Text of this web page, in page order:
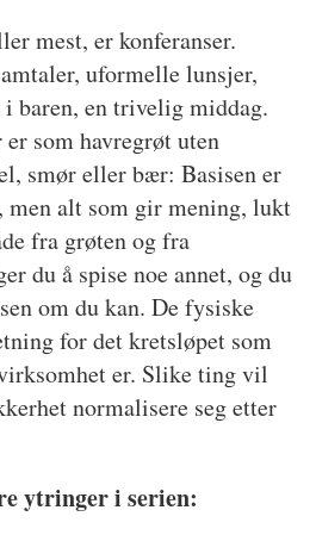
mest, er konferanser.
uformelle lunsjer,
i baren, en trivelig middag.
som havregrøt uten
smør eller bær: Basisen er
men alt som gir mening, lukt
fra grøten og fra
du å spise noe annet, og du
om du kan. De fysiske
for det kretsløpet som
er. Slike ting vil
normalisere seg etter
ytringer i serien: